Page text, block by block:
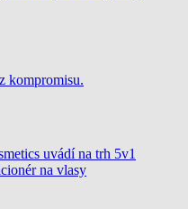
kompromisu.
uvádí na trh 5v1
na vlasy